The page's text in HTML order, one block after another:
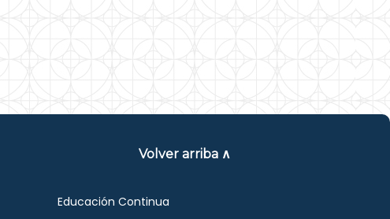
Volver arriba ∧
Educación Continua